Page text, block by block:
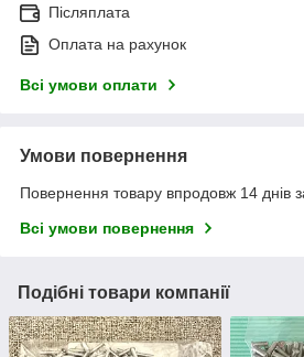
Післяплата
Оплата на рахунок
Всі умови оплати
Умови повернення
Повернення товару впродовж 14 днів
Всі умови повернення
Подібні товари компанії